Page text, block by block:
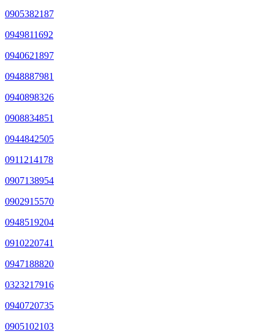
0905382187
0949811692
0940621897
0948887981
0940898326
0908834851
0944842505
0911214178
0907138954
0902915570
0948519204
0910220741
0947188820
0323217916
0940720735
0905102103